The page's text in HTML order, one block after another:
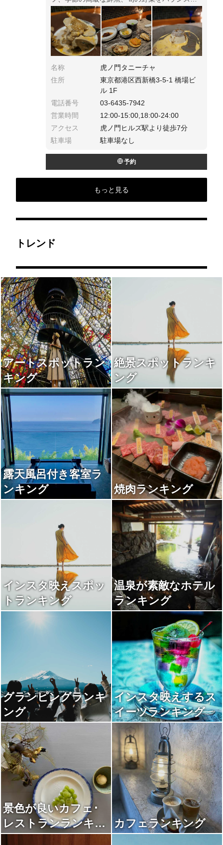
く楽しめるシェフのお任せ料理。グルメな方と
会食、また記念日デートにおすすめ。
名称
虎ノ門タニーチャ
住所
東京都港区西新橋3-5-1 橋場ビ
ル 1F
電話番号
03-6435-7942
営業時間
12:00-15:00,18:00-24:00
アクセス
虎ノ門ヒルズ駅より徒歩7分
駐車場
駐車場なし
予約
もっと見る
トレンド
アートスポットラン
キング
絶景スポットランキ
ング
露天風呂付き客室ラ
ンキング
焼肉ランキング
インスタ映えスポッ
トランキング
温泉が素敵なホテル
ランキング
グランピングランキ
ング
インスタ映えするス
イーツランキング
景色が良いカフェ･
レストランランキン
グ
カフェランキング